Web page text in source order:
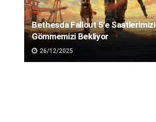
Bethesda Fallout 5’e Saatlerimizi
Gömmemizi Bekliyor
26/12/2025